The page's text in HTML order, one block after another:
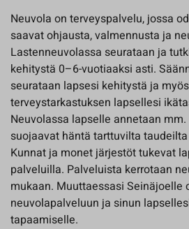
Neuvola on terveyspalvelu, jossa
saavat ohjausta, valmennusta ja
Lastenneuvolassa seurataan ja
kehitystä 0–6-vuotiaaksi asti.
seurataan lapsesi kehitystä ja
terveystarkastuksen lapsellesi
Neuvolassa lapselle annetaan
suojaavat häntä tarttuvilta
Kunnat ja monet järjestöt tukevat
palveluilla. Palveluista kerrotaan
mukaan. Muuttaessasi Seinäjoelle
neuvolapalveluun ja sinun
tapaamiselle.